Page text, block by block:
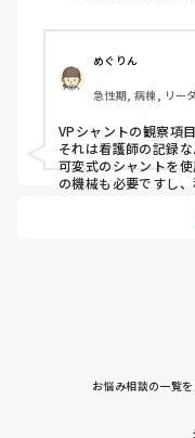
めぐりん
急性期, 病棟, リー
VPシャントの観察項
それは看護師の記録
可変式のシャントを
の機械も必要ですし
1度その記録を書いて
お悩み相談の一覧